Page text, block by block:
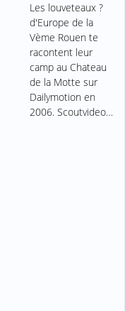
Les louveteaux ?
d'Europe de la
Vème Rouen te
racontent leur
camp au Chateau
de la Motte sur
Dailymotion en
2006. Scoutvideo…